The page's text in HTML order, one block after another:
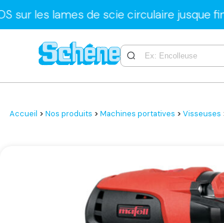
de scie circulaire jusque fin
Accueil > Nos produits > Machines portatives > Visseuses